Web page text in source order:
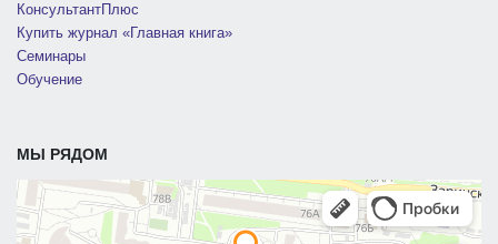
КонсультантПлюс
Купить журнал «Главная книга»
Семинары
Обучение
МЫ РЯДОМ